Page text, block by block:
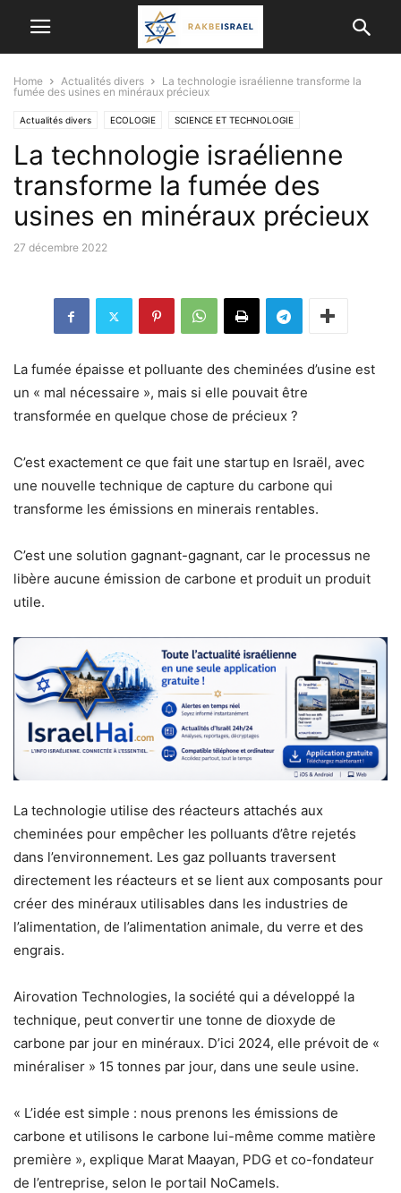
Home Actualités divers
La technologie israélienne transforme la
fumée des usines en minéraux précieux
Actualités divers ECOLOGIE SCIENCE ET TECHNOLOGIE
La technologie israélienne
transforme la fumée des
usines en minéraux précieux
27 décembre 2022
La fumée épaisse et polluante des cheminées d’usine est
un « mal nécessaire », mais si elle pouvait être
transformée en quelque chose de précieux ?
C’est exactement ce que fait une startup en Israël, avec
une nouvelle technique de capture du carbone qui
transforme les émissions en minerais rentables.
C’est une solution gagnant-gagnant, car le processus ne
libère aucune émission de carbone et produit un produit
utile.
La technologie utilise des réacteurs attachés aux
cheminées pour empêcher les polluants d’être rejetés
dans l’environnement. Les gaz polluants traversent
directement les réacteurs et se lient aux composants pour
créer des minéraux utilisables dans les industries de
l’alimentation, de l’alimentation animale, du verre et des
engrais.
Airovation Technologies, la société qui a développé la
technique, peut convertir une tonne de dioxyde de
carbone par jour en minéraux. D’ici 2024, elle prévoit de «
minéraliser » 15 tonnes par jour, dans une seule usine.
« L’idée est simple : nous prenons les émissions de
carbone et utilisons le carbone lui-même comme matière
première », explique Marat Maayan, PDG et co-fondateur
de l’entreprise, selon le portail NoCamels.